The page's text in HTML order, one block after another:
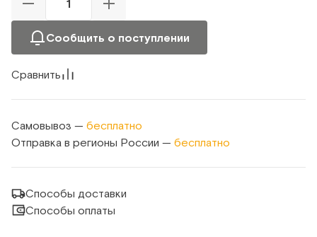
Сообщить о поступлении
Сравнить
Самовывоз — бесплатно
Отправка в регионы России — бесплатно
Способы доставки
Способы оплаты